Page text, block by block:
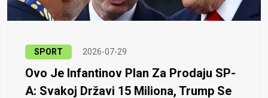
SPORT 2026-07-29
Ovo Je Infantinov Plan Za Prodaju SP-
A: Svakoj Državi 15 Miliona, Trump Se